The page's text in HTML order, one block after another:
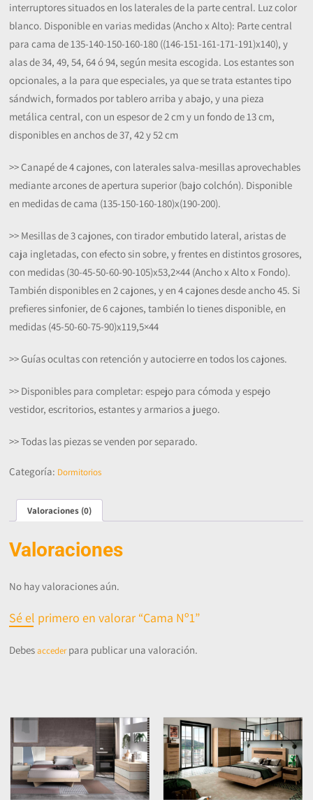
interruptores situados en los laterales de la parte central. Luz color
blanco. Disponible en varias medidas (Ancho x Alto): Parte central
para cama de 135-140-150-160-180 ((146-151-161-171-191)x140), y
alas de 34, 49, 54, 64 ó 94, según mesita escogida. Los estantes son
opcionales, a la para que especiales, ya que se trata estantes tipo
sándwich, formados por tablero arriba y abajo, y una pieza
metálica central, con un espesor de 2 cm y un fondo de 13 cm,
disponibles en anchos de 37, 42 y 52 cm
>> Canapé de 4 cajones, con laterales salva-mesillas aprovechables
mediante arcones de apertura superior (bajo colchón). Disponible
en medidas de cama (135-150-160-180)x(190-200).
>> Mesillas de 3 cajones, con tirador embutido lateral, aristas de
caja ingletadas, con efecto sin sobre, y frentes en distintos grosores,
con medidas (30-45-50-60-90-105)x53,2×44 (Ancho x Alto x Fondo).
También disponibles en 2 cajones, y en 4 cajones desde ancho 45. Si
prefieres sinfonier, de 6 cajones, también lo tienes disponible, en
medidas (45-50-60-75-90)x119,5×44
>> Guías ocultas con retención y autocierre en todos los cajones.
>> Disponibles para completar: espejo para cómoda y espejo
vestidor, escritorios, estantes y armarios a juego.
>> Todas las piezas se venden por separado.
Categoría: Dormitorios
Valoraciones (0)
Valoraciones
No hay valoraciones aún.
Sé el primero en valorar “Cama Nº1”
Debesaccederpara publicar una valoración.